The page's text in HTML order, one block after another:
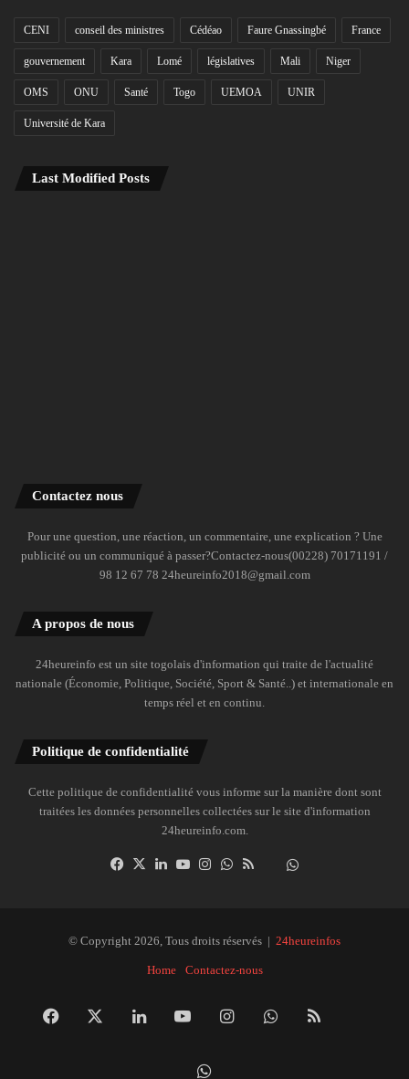
CENI conseil des ministres Cédéao Faure Gnassingbé France
gouvernement Kara Lomé législatives Mali Niger
OMS ONU Santé Togo UEMOA UNIR
Université de Kara
Last Modified Posts
Contactez nous
Pour une question, une réaction, un commentaire, une explication ? Une
publicité ou un communiqué à passer?Contactez-nous(00228) 70171191 /
98 12 67 78 24heureinfo2018@gmail.com
A propos de nous
24heureinfo est un site togolais d'information qui traite de l'actualité
nationale (Économie, Politique, Société, Sport & Santé..) et internationale en
temps réel et en continu.
Politique de confidentialité
Cette politique de confidentialité vous informe sur la manière dont sont
traitées les données personnelles collectées sur le site d'information
24heureinfo.com.
Facebook
X LinkedinYouTubeInstagramWhatsAppDailymotion
© Copyright 2026, Tous droits réservés | 24heureinfos
Home Contactez-nous
Facebook LinkedinYouTubeInstagramWhatsApp
RSS